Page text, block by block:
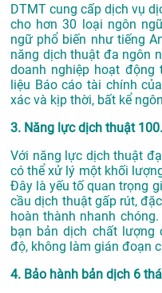
DTMT cung cấp dịch vụ
cho hơn 30 loại ngôn
ngữ phổ biến như tiếng
năng dịch thuật đa ngôn
doanh nghiệp hoạt động
liệu Báo cáo tài chính
xác và kịp thời, bất kể
3. Năng lực dịch thuật
Với năng lực dịch thuật
có thể xử lý một khối
Đây là yếu tố quan trọng
cầu dịch thuật gấp rút,
hoàn thành nhanh
bạn bản dịch chất lượng
độ, không làm gián đoạn
4. Bảo hành bản dịch 6